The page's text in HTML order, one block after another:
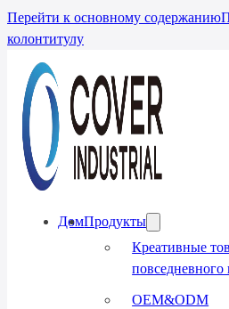
Перейти к основному содержанию
колонтитулу
ДомПродукты
Креативные
повседневного
OEM&ODM